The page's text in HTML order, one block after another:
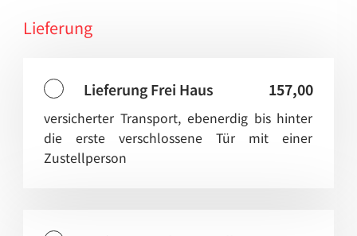
Lieferung
Lieferung Frei Haus
versicherter Transport, ebenerdig bis hinter
die erste verschlossene Tür mit einer
Zustellperson
157,00